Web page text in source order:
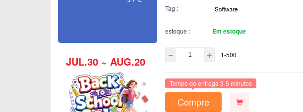
JUL.30 ~ AUG.20
Tag :
estoque : Em estoque
1-500
Tempo de entrega 3-5 minutos
Compre